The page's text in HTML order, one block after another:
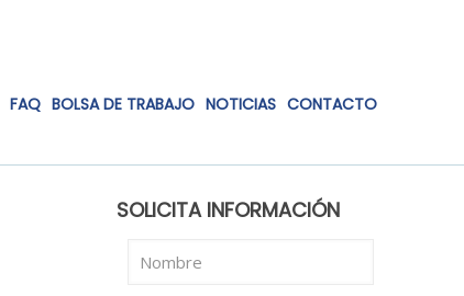
FAQ BOLSA DE TRABAJO NOTICIAS CONTACTO
SOLICITA INFORMACIÓN